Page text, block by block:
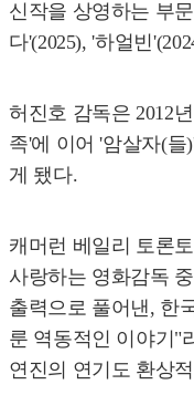
신작을 상영하는 부
다'(2025), '하얼빈
허진호 감독은 2012
족'에 이어 '암살자(
게 됐다.
캐머런 베일리 토론
사랑하는 영화감독
출력으로 풀어낸, 한
룬 역동적인 이야기"
연진의 연기도 환상